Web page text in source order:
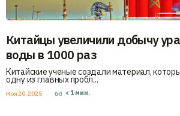
Китайцы увеличили добычу
воды в 1000 раз
Китайские ученые создали материал,
одну из главных пробл...
Ноя 20, 2025 < 1 мин.